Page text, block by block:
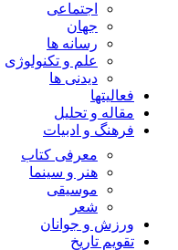
اجتماعی
جهان
رسانه ها
علم و تکنولوژی
دیدنی ها
فعالیتها
مقاله و تحلیل
فرهنگ و ادبیات
معرفی کتاب
هنر و سینما
موسیقی
شعر
ورزش و جوانان
تقویم تاريخ